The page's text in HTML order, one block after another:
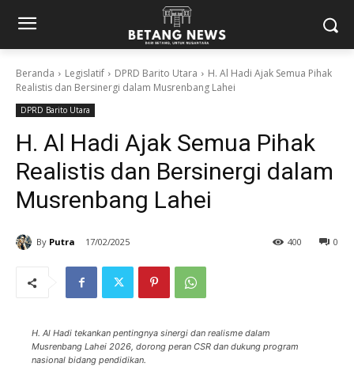
Beranda Legislatif DPRD Barito Utara
H. Al Hadi Ajak Semua Pihak
Realistis dan Bersinergi dalam Musrenbang Lahei
DPRD Barito Utara
H. Al Hadi Ajak Semua Pihak
Realistis dan Bersinergi dalam
Musrenbang Lahei
By Putra 17/02/2025 0
400
H. Al Hadi tekankan pentingnya sinergi dan realisme dalam
Musrenbang Lahei 2026, dorong peran CSR dan dukung program
nasional bidang pendidikan.